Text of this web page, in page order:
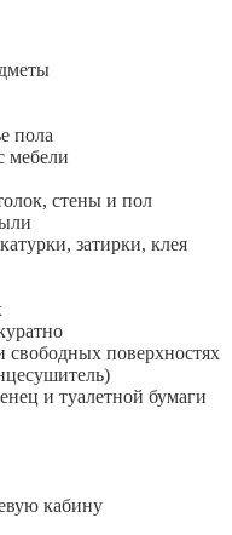
пола
мебели
стены и пол
затирки, клея
поверхностях
и туалетной бумаги
кабину